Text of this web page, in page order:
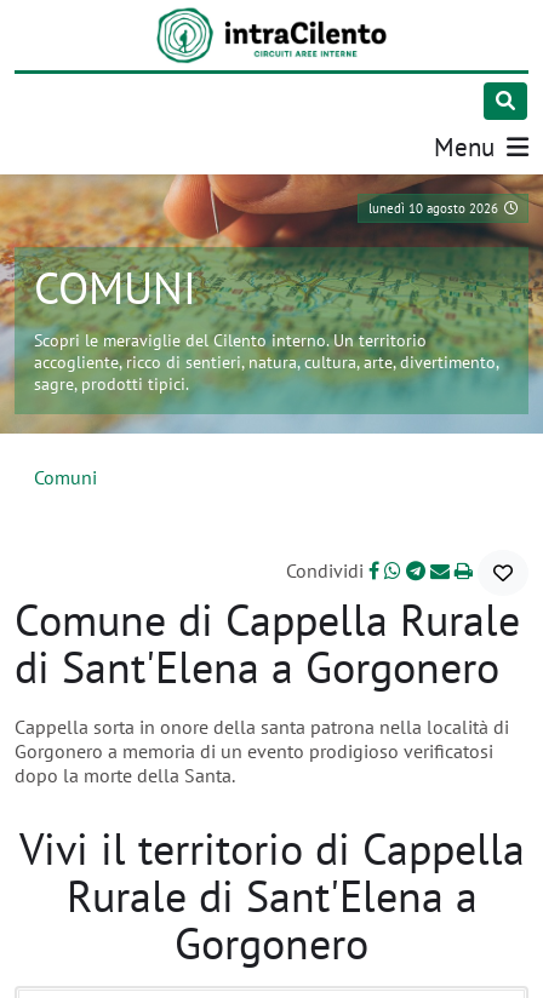
Menu
lunedì 10 agosto 2026
COMUNI
Scopri le meraviglie del Cilento interno. Un territorio
accogliente, ricco di sentieri, natura, cultura, arte, divertimento,
sagre, prodotti tipici.
Comuni
Condividi
Comune di Cappella Rurale
di Sant'Elena a Gorgonero
Cappella sorta in onore della santa patrona nella località di
Gorgonero a memoria di un evento prodigioso verificatosi
dopo la morte della Santa.
Vivi il territorio di Cappella
Rurale di Sant'Elena a
Gorgonero